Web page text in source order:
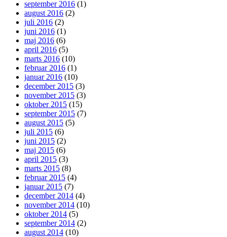
september 2016 (1)
august 2016 (2)
juli 2016 (2)
juni 2016 (1)
maj 2016 (6)
april 2016 (5)
marts 2016 (10)
februar 2016 (1)
januar 2016 (10)
december 2015 (3)
november 2015 (3)
oktober 2015 (15)
september 2015 (7)
august 2015 (5)
juli 2015 (6)
juni 2015 (2)
maj 2015 (6)
april 2015 (3)
marts 2015 (8)
februar 2015 (4)
januar 2015 (7)
december 2014 (4)
november 2014 (10)
oktober 2014 (5)
september 2014 (2)
august 2014 (10)